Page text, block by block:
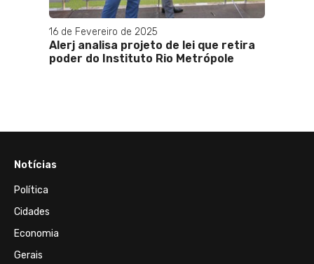
16 de Fevereiro de 2025
Alerj analisa projeto de lei que retira
poder do Instituto Rio Metrópole
Notícias
Política
Cidades
Economia
Gerais